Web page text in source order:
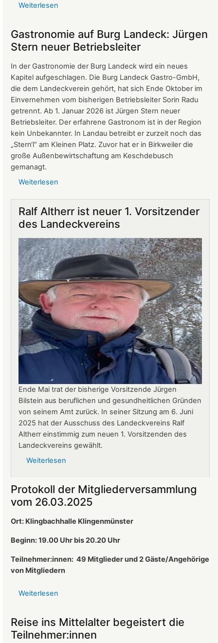
Weiterlesen
der
Mitgliederversammlung
vom
März
2026
Gastronomie auf Burg Landeck: Jürgen
Stern neuer Betriebsleiter
In der Gastronomie der Burg Landeck wird ein neues
Kapitel aufgeschlagen. Die Burg Landeck Gastro-GmbH,
die dem Landeckverein gehört, hat sich Ende Oktober im
Einvernehmen vom bisherigen Betriebsleiter Sorin Radu
getrennt. Ab 1. Januar 2026 ist Jürgen Stern neuer
Betriebsleiter. Der erfahrene Gastronom ist in der Region
kein Unbekannter. In Landau betreibt er zurzeit noch das
„Stern‘l“ am Kleinen Platz. Zuvor hat er in Birkweiler die
große Außenbewirtschaftung am Keschdebusch
gemanagt.
Weiterlesen
Burg
Landeck:
Jürgen
Stern
neuer
Betriebsleiter
Ralf Altherr ist neuer 1. Vorsitzender
des Landeckvereins
Ende Mai trat der bisherige Vorsitzende Jürgen
Bilstein aus beruflichen und gesundheitlichen Gründen
von seinem Amt zurück. In seiner Sitzung am 6. Juni
2025 hat der Ausschuss des Landeckvereins Ralf
Altherr einstimmig zum neuen 1. Vorsitzenden des
Landeckvereins gewählt.
Weiterlesen
ist
neuer
1.
Vorsitzender
des
Protokoll der Mitgliederversammlung
vom 26.03.2025
Ort: Klingbachhalle Klingenmünster
Beginn: 19.00 Uhr bis 20.20 Uhr
Teilnehmer:innen: 49 Mitglieder und 2 Gäste/Angehörige
von Mitgliedern
Weiterlesen
Mitgliederversammlung
vom
Reise ins Mittelalter begeistert die
Teilnehmer:innen